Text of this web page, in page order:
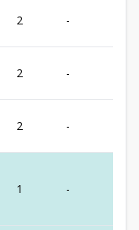
2 -
2 -
2 -
1 -